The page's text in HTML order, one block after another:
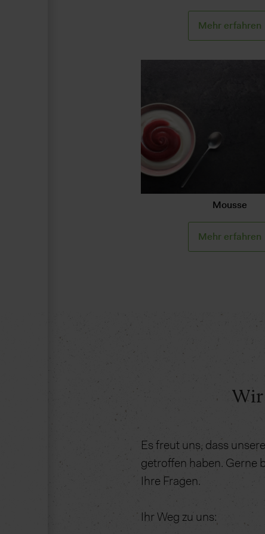
Mehr erfahren
Mousse
Mehr erfahren
Wir
Es freut uns, dass
getroffen haben. Gerne
Ihre Fragen.
Ihr Weg zu uns: